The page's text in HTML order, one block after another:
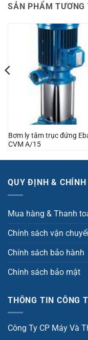
SẢN PHẨM TƯƠNG
Bơm ly tâm trục đứng
CVM A/15
QUY ĐỊNH & CHÍNH
Mua hàng & Thanh
Chính sách vận
Chính sách bảo hành
Chính sách bảo mật
THÔNG TIN CÔNG
Công Ty CP Máy Và